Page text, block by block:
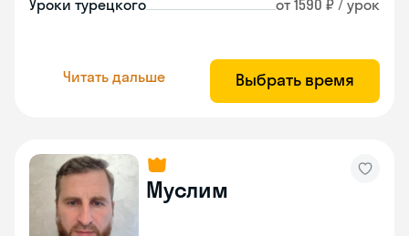
Уроки турецкого от 1590 ₽ / урок
Читать дальше Выбрать время
Муслим